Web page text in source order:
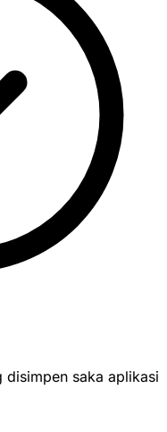
saka aplikasi